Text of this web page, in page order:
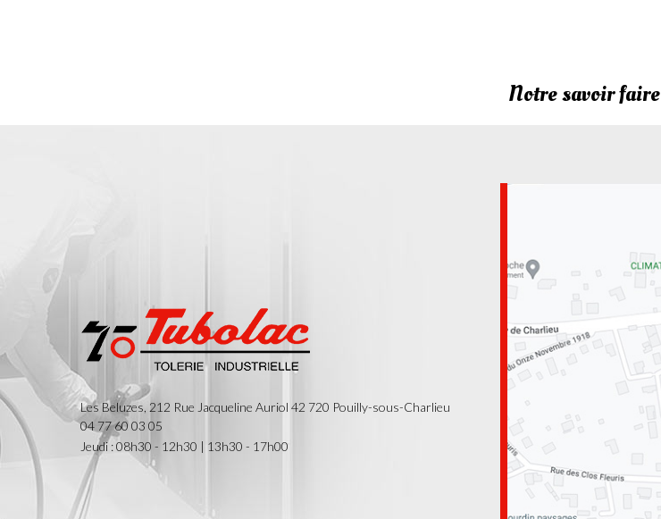
Notre savoir faire
Les Beluzes, 212 Rue Jacqueline Auriol 42 720 Pouilly-sous-Charlieu
04 77 60 03 05
Jeudi : 08h30 - 12h30 | 13h30 - 17h00